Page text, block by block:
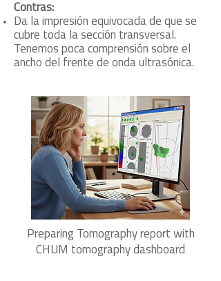
Contras:
Da la impresión equivocada de que se
cubre toda la sección transversal.
Tenemos poca comprensión sobre el
ancho del frente de onda ultrasónica.
Preparing Tomography report with
CHUM tomography dashboard